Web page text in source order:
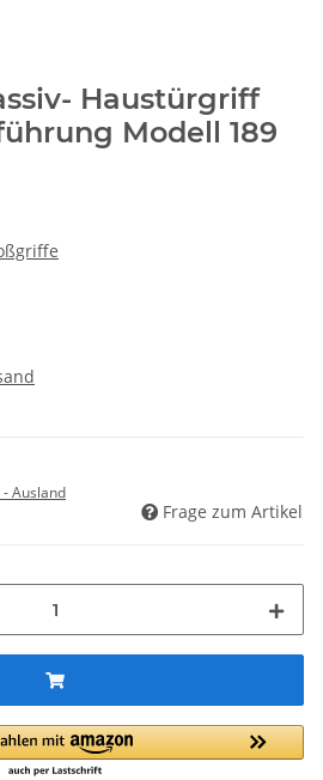
Haustürgriff
Modell 189
- Ausland
Frage zum Artikel